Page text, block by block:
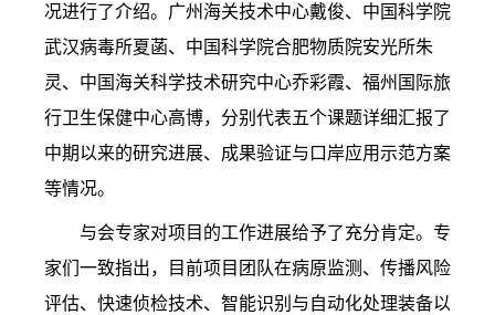
况进行了介绍。广州海关技术中心戴俊、中国科学院
武汉病毒所夏菡、中国科学院合肥物质院安光所朱
灵、中国海关科学技术研究中心乔彩霞、福州国际旅
行卫生保健中心高博，分别代表五个课题详细汇报了
中期以来的研究进展、成果验证与口岸应用示范方案
等情况。
与会专家对项目的工作进展给予了充分肯定。专
家们一致指出，目前项目团队在病原监测、传播风险
评估、快速侦检技术、智能识别与自动化处理装备以